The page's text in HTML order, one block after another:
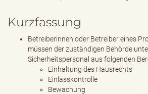
Kurzfassung
Betreiberinnen oder Betreiber eines
müssen der zuständigen Behörde
Sicherheitspersonal aus folgenden
Einhaltung des Hausrechts
Einlasskontrolle
Bewachung